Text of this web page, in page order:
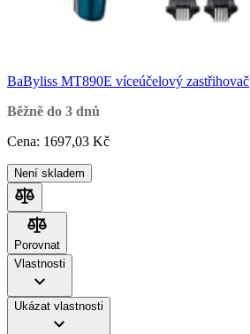
BaByliss MT890E víceúčelový zastřihovač
Běžně do 3 dnů
Cena: 1697,03 Kč
Není skladem
Porovnat
Porovnat
Vlastnosti
Ukázat vlastnosti